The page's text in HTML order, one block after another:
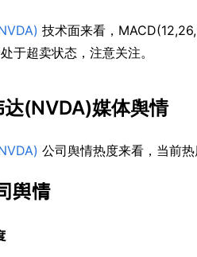
技术面来看，
于超卖状态，注意关注。
达(NVDA)媒体舆情
公司舆情热度来看，当前